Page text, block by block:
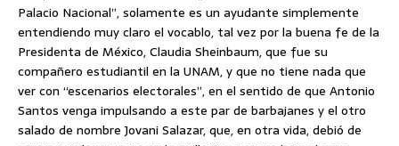
Palacio Nacional”, solamente es un ayudante simplemente
entendiendo muy claro el vocablo, tal vez por la buena fe de la
Presidenta de México, Claudia Sheinbaum, que fue su
compañero estudiantil en la UNAM, y que no tiene nada que
ver con “escenarios electorales”, en el sentido de que Antonio
Santos venga impulsando a este par de barbajanes y el otro
salado de nombre Jovani Salazar, que, en otra vida, debió de